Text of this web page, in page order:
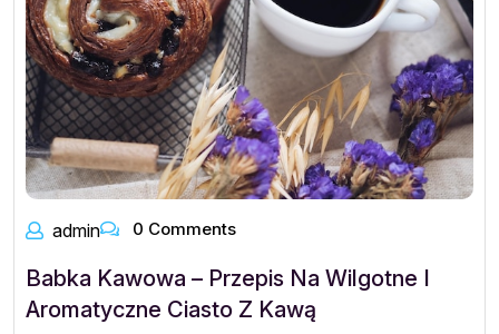
admin 0 Comments
Babka Kawowa – Przepis Na Wilgotne I
Aromatyczne Ciasto Z Kawą